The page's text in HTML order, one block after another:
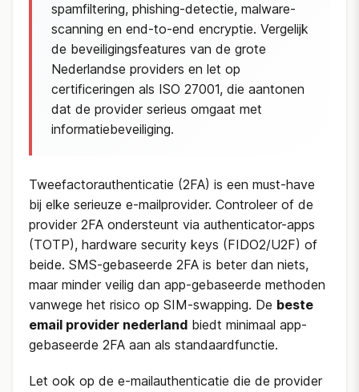
spamfiltering, phishing-detectie, malware-
scanning en end-to-end encryptie. Vergelijk
de beveiligingsfeatures van de grote
Nederlandse providers en let op
certificeringen als ISO 27001, die aantonen
dat de provider serieus omgaat met
informatiebeveiliging.
Tweefactorauthenticatie (2FA) is een must-have
bij elke serieuze e-mailprovider. Controleer of de
provider 2FA ondersteunt via authenticator-apps
(TOTP), hardware security keys (FIDO2/U2F) of
beide. SMS-gebaseerde 2FA is beter dan niets,
maar minder veilig dan app-gebaseerde methoden
vanwege het risico op SIM-swapping. De beste
email provider nederland biedt minimaal app-
gebaseerde 2FA aan als standaardfunctie.
Let ook op de e-mailauthenticatie die de provider